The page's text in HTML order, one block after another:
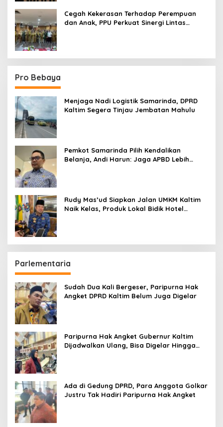
Cegah Kekerasan Terhadap Perempuan
dan Anak, PPU Perkuat Sinergi Lintas
Pro Bebaya
Menjaga Nadi Logistik Samarinda, DPRD
Kaltim Segera Tinjau Jembatan Mahulu
Pemkot Samarinda Pilih Kendalikan
Belanja, Andi Harun: Jaga APBD Lebih
Rudy Mas’ud Siapkan Jalan UMKM Kaltim
Naik Kelas, Produk Lokal Bidik Hotel
Parlementaria
Sudah Dua Kali Bergeser, Paripurna Hak
Angket DPRD Kaltim Belum Juga Digelar
Paripurna Hak Angket Gubernur Kaltim
Dijadwalkan Ulang, Bisa Digelar Hingga
Ada di Gedung DPRD, Para Anggota Golkar
Justru Tak Hadiri Paripurna Hak Angket